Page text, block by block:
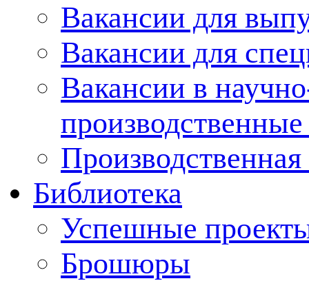
Вакансии для
Вакансии для
Вакансии в
Производственная
Библиотека
Успешные
Брошюры